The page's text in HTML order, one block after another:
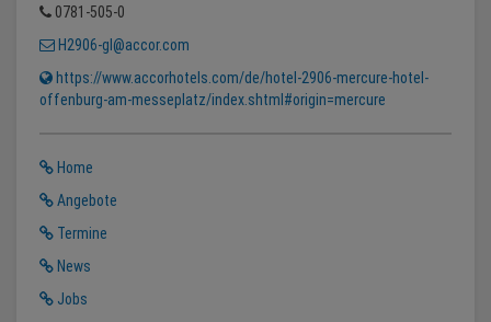
0781-505-0
H2906-gl@accor.com
https://www.accorhotels.com/de/hotel-2906-mercure-hotel-
offenburg-am-messeplatz/index.shtml#origin=mercure
Home
Angebote
Termine
News
Jobs